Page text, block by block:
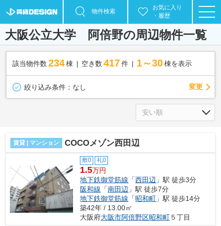
物件検索
お気に入り
・履歴
大阪公立大学 阿倍野の周辺物件一覧
該当物件数 234棟 空き数 417 件 1～30 棟を表示
絞り込み条件： なし 変更
賃貸 | マンション COCOメゾン西田辺
敷0 礼0
1.5万円
地下鉄御堂筋線 「西田辺 」駅 徒歩3分
阪和線 「南田辺 」駅 徒歩7分
地下鉄御堂筋線 「昭和町 」駅 徒歩14分
築42年 / 13.00㎡
大阪府大阪市阿倍野区昭和町５丁目